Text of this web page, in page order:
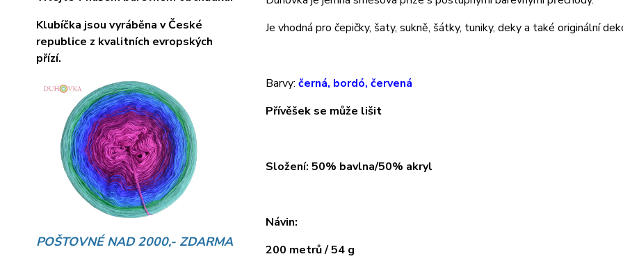
Klubíčka jsou vyráběna v České
republice z kvalitních evropských
přízí.
POŠTOVNÉ NAD 2000,- ZDARMA
Je vhodná pro čepičky, šaty, sukně, šátky, tuniky, deky a také originální
Barvy: černá, bordó, červená
Přívěšek se může lišit
Složení: 50% bavlna/50% akryl
Návin:
200 metrů / 54 g